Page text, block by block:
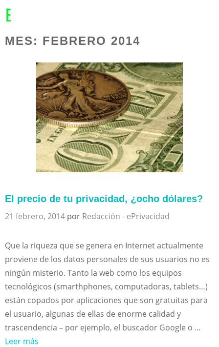
MES: FEBRERO 2014
El precio de tu privacidad, ¿ocho dólares?
21 febrero, 2014 por Redacción - ePrivacidad
Que la riqueza que se genera en Internet actualmente
proviene de los datos personales de sus usuarios no es
ningún misterio. Tanto la web como los equipos
tecnológicos (smarthphones, computadoras, tablets…)
están copados por aplicaciones que son gratuitas para
el usuario, algunas de ellas de enorme calidad y
trascendencia – por ejemplo, el buscador Google o …
Leer más